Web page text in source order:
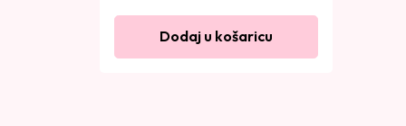
Dodaj u košaricu